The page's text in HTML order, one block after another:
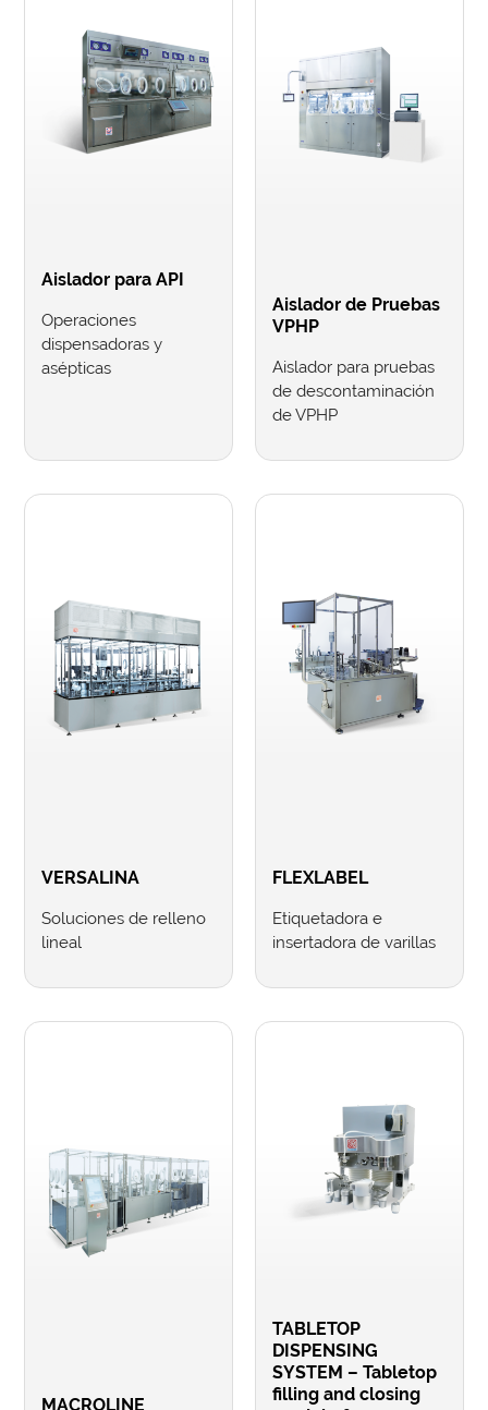
Aislador para API
Operaciones
dispensadoras y
asépticas
Aislador de Pruebas
VPHP
Aislador para pruebas
de descontaminación
de VPHP
VERSALINA
Soluciones de relleno
lineal
FLEXLABEL
Etiquetadora e
insertadora de varillas
MACROLINE
TABLETOP
DISPENSING
SYSTEM – Tabletop
filling and closing